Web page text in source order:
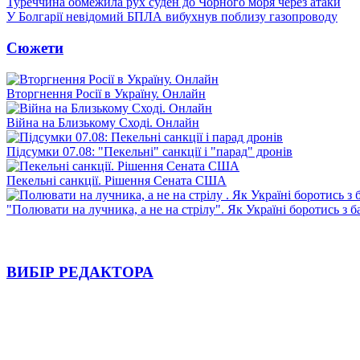
У Болгарії невідомий БПЛА вибухнув поблизу газопроводу
Сюжети
Вторгнення Росії в Україну. Онлайн
Війна на Близькому Сході. Онлайн
Підсумки 07.08: "Пекельні" санкції і "парад" дронів
Пекельні санкції. Рішення Сената США
"Полювати на лучника, а не на стрілу". Як Україні боротись з
ВИБІР РЕДАКТОРА